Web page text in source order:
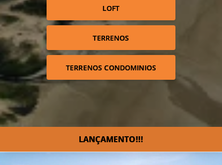
LOFT
TERRENOS
TERRENOS CONDOMINIOS
LANÇAMENTO!!!